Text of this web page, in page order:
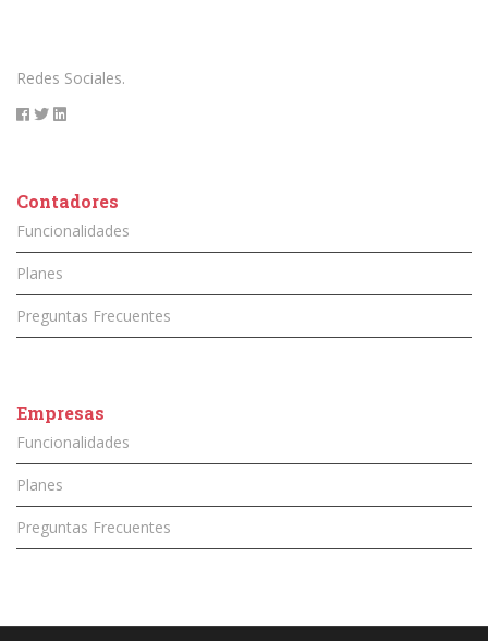
Redes Sociales.
Contadores
Funcionalidades
Planes
Preguntas Frecuentes
Empresas
Funcionalidades
Planes
Preguntas Frecuentes